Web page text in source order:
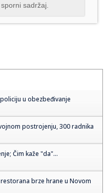
sadržaj.
u obezbeđivanje
postrojenju, 300 radnika
Čim kaže "da"...
brze hrane u Novom